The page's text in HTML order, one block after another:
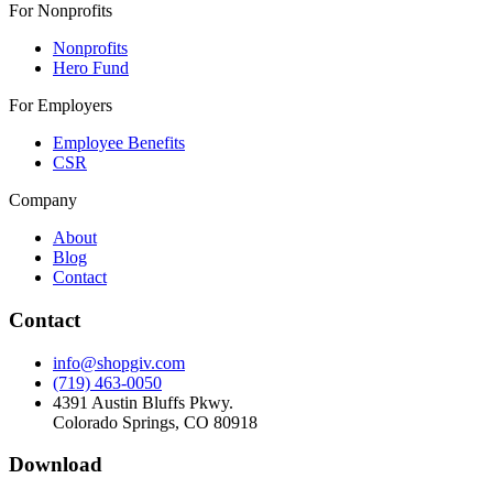
For Nonprofits
Nonprofits
Hero Fund
For Employers
Employee Benefits
CSR
Company
About
Blog
Contact
Contact
info@shopgiv.com
(719) 463-0050
4391 Austin Bluffs Pkwy.
Colorado Springs, CO 80918
Download